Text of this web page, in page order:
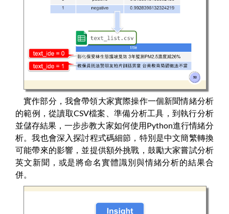
實作部分，我會帶領大家實際操作一個新聞情緒分析
的範例，從讀取CSV檔案、準備分析工具，到執行分析
並儲存結果，一步步教大家如何使用Python進行情緒分
析。我也會深入探討程式碼細節，特別是中文簡繁轉換
可能帶來的影響，並提供額外挑戰，鼓勵大家嘗試分析
英文新聞，或是將命名實體識別與情緒分析的結果合
併。